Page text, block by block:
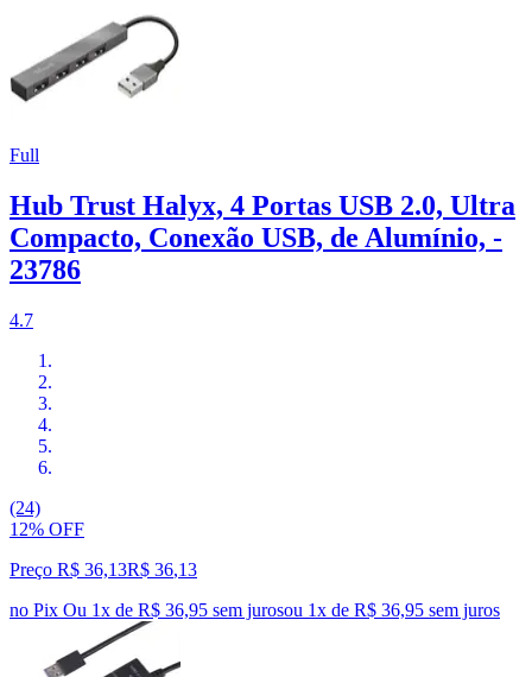
Full
Hub Trust Halyx, 4 Portas USB 2.0, Ultra
Compacto, Conexão USB, de Alumínio, -
23786
4.7
(24)
12% OFF
Preço R$ 36,13R$ 36,13
no Pix Ou 1x de R$ 36,95 sem jurosou 1x de R$ 36,95 sem juros